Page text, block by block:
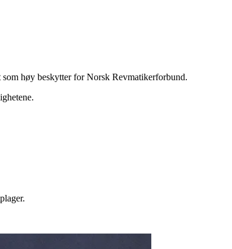
høy beskytter for Norsk Revmatikerforbund.